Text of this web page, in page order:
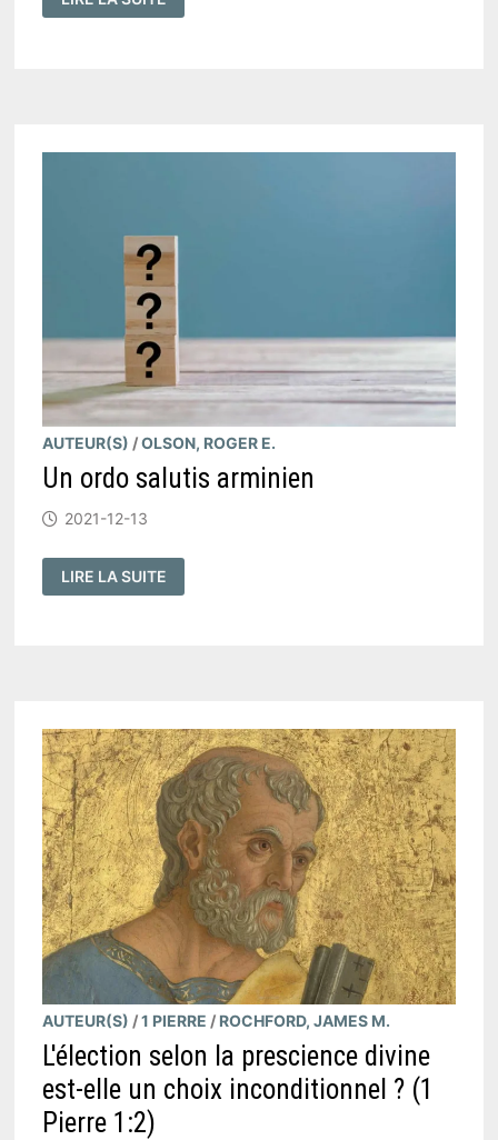
SELON
L'ARMINIANISME,
AUTEUR(S) /OLSON, ROGER E.
Un ordo salutis arminien
2021-12-13
UN
ORDO
SALUTIS
LIRE LA SUITE
AUTEUR(S) /1 PIERRE / ROCHFORD, JAMES M.
L'élection selon la prescience divine
est-elle un choix inconditionnel ? (1
Pierre 1:2)